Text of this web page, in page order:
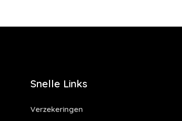
Snelle Links
Verzekeringen